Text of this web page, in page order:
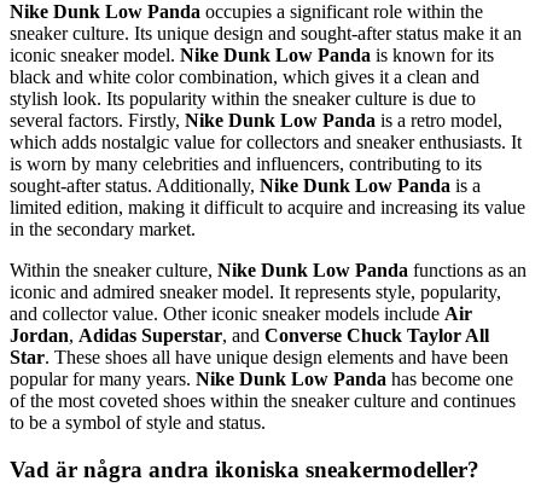
Nike Dunk Low Panda occupies a significant role within the
sneaker culture. Its unique design and sought-after status make it an
iconic sneaker model. Nike Dunk Low Panda is known for its
black and white color combination, which gives it a clean and
stylish look. Its popularity within the sneaker culture is due to
several factors. Firstly, Nike Dunk Low Panda is a retro model,
which adds nostalgic value for collectors and sneaker enthusiasts. It
is worn by many celebrities and influencers, contributing to its
sought-after status. Additionally, Nike Dunk Low Panda is a
limited edition, making it difficult to acquire and increasing its value
in the secondary market.
Within the sneaker culture, Nike Dunk Low Panda functions as an
iconic and admired sneaker model. It represents style, popularity,
and collector value. Other iconic sneaker models include Air
Jordan, Adidas Superstar, and Converse Chuck Taylor All
Star. These shoes all have unique design elements and have been
popular for many years. Nike Dunk Low Panda has become one
of the most coveted shoes within the sneaker culture and continues
to be a symbol of style and status.
Vad är några andra ikoniska sneakermodeller?